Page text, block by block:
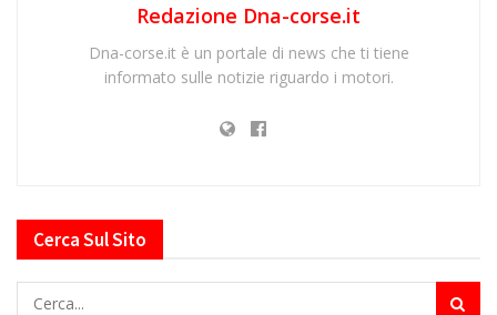
Redazione Dna-corse.it
Dna-corse.it è un portale di news che ti tiene
informato sulle notizie riguardo i motori.
Cerca Sul Sito